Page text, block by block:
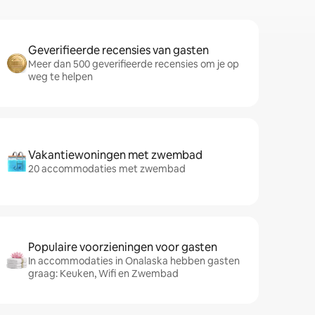
Geverifieerde recensies van gasten
Meer dan 500 geverifieerde recensies om je op
weg te helpen
Vakantiewoningen met zwembad
20 accommodaties met zwembad
Populaire voorzieningen voor gasten
In accommodaties in Onalaska hebben gasten
graag: Keuken, Wifi en Zwembad